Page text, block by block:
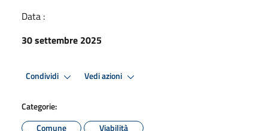
Data :
30 settembre 2025
Condividi Vedi azioni
Categorie:
Comune
Viabilità